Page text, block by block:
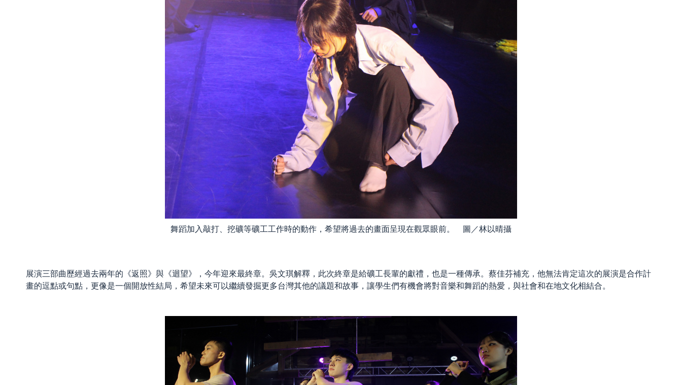
舞蹈加入敲打、挖礦等礦工工作時的動作，希望將過去的畫面呈現在觀眾眼前。 圖／林以晴攝
展演三部曲歷經過去兩年的《返照》與《迴望》，今年迎來最終章。吳文琪解釋，此次終章是給礦工長輩的獻禮，也是一種傳承。蔡佳芬補充，他無法肯定這次的展演是合作計
畫的逗點或句點，更像是一個開放性結局，希望未來可以繼續發掘更多台灣其他的議題和故事，讓學生們有機會將對音樂和舞蹈的熱愛，與社會和在地文化相結合。